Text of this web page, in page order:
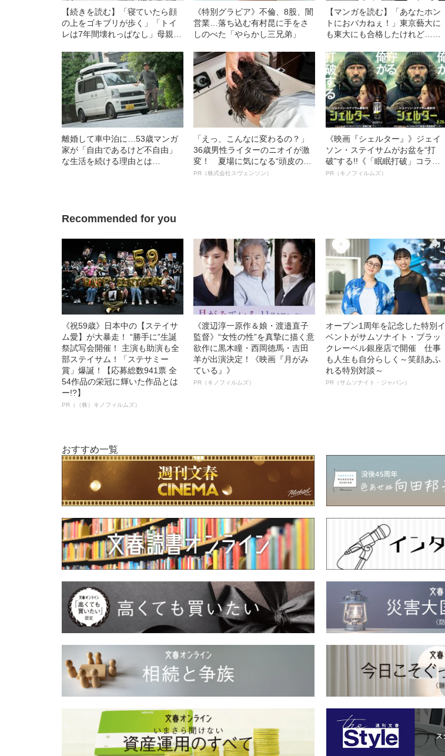
【続きを読む】「寝ていたら顔
の上をゴキブリが歩く」「トイ
レは7年間壊れっぱなし」母親に
東大卒・女性漫画家の不幸
《特別グラビア》不倫、8股、闇
営業…落ち込む有村昆に手をさ
しのべた「やらかし三兄弟」
【マンガを読む】「あなたホン
トにおバカねぇ！」東京藝大に
も東大にも合格したけれど…ど
かった「東大卒・女性作家の特
殊事情」
離婚して車中泊に…53歳マンガ
家が「自由であるけど不自由」
な生活を続ける理由とは
「えっ、こんなに変わるの？」
36歳男性ライターのニオイが激
変！ 夏場に気になる“頭皮のニ
オイ”や“ベタつき”を解消す
PR（株式会社スヴェンソン）
《映画『シェルター』》ジェイ
ソン・ステイサムがお盆を“打
破”する!!《「眠眠打破」コラ
ボ》
PR（キノフィルムズ）
Recommended for you
《祝59歳》日本中の【ステイサ
ム愛】が大暴走！ “勝手に”生誕
祭試写会開催！ 主演も助演も全
部ステイサム！「ステサミー
賞」爆誕！【応募総数941票 全
54作品の栄冠に輝いた作品とは
ー!?】
PR（（株）キノフィルムズ）
《渡辺淳一原作＆娘・渡邉直子
監督》“女性の性”を真摯に描く意
欲作に黒木瞳・西岡德馬・吉田
羊が出演決定！《映画『月がみ
ている』》
PR（キノフィルムズ）
オープン1周年を記念した特別イ
ベントがサムソナイト・ブラッ
クレーベル銀座店で開催 仕事
も人生も自分らしく～笑顔あふ
れる特別対談～
PR（サムソナイト・ジャパン）
おすすめ一覧